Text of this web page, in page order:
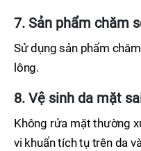
7. Sản phẩm chăm
Sử dụng sản phẩm
lông.
8. Vệ sinh da mặt
Không rửa mặt thường
vi khuẩn tích tụ trên da